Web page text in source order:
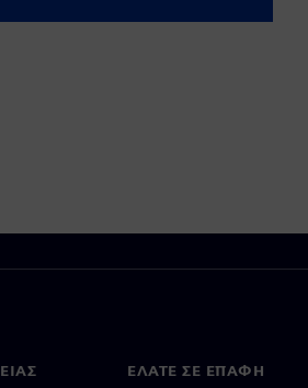
ΕΛΆΤΕ ΣΕ ΕΠΑΦΉ